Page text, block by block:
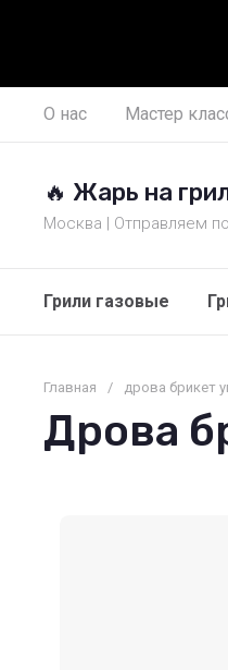
О нас Мастер
🔥 Жарь на
Москва | Отправляем
Грили газовые
Главная / дрова брикет
Дрова